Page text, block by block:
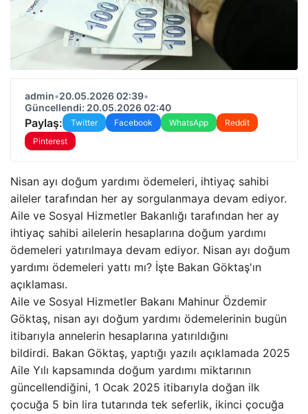
admin•20.05.2026 02:39•
Güncellendi: 20.05.2026 02:40
Paylaş: Twitter Facebook WhatsApp
Reddit
Pinterest
Nisan ayı doğum yardımı ödemeleri, ihtiyaç sahibi
aileler tarafından her ay sorgulanmaya devam ediyor.
Aile ve Sosyal Hizmetler Bakanlığı tarafından her ay
ihtiyaç sahibi ailelerin hesaplarına doğum yardımı
ödemeleri yatırılmaya devam ediyor. Nisan ayı doğum
yardımı ödemeleri yattı mı? İşte Bakan Göktaş'ın
açıklaması.
Aile ve Sosyal Hizmetler Bakanı Mahinur Özdemir
Göktaş, nisan ayı doğum yardımı ödemelerinin bugün
itibarıyla annelerin hesaplarına yatırıldığını
bildirdi. Bakan Göktaş, yaptığı yazılı açıklamada 2025
Aile Yılı kapsamında doğum yardımı miktarının
güncellendiğini, 1 Ocak 2025 itibarıyla doğan ilk
çocuğa 5 bin lira tutarında tek seferlik, ikinci çocuğa